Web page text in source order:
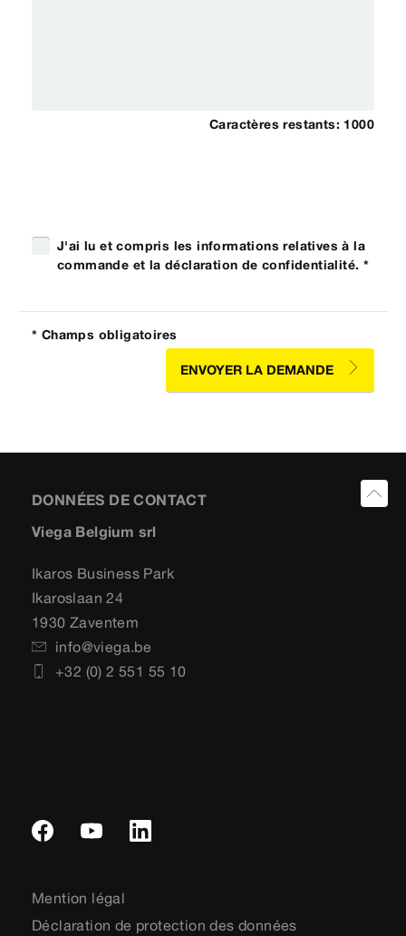
Caractères restants: 1000
J'ai lu et compris les informations relatives à la
commande et la déclaration de confidentialité. *
* Champs obligatoires
ENVOYER LA DEMANDE
DONNÉES DE CONTACT
Viega Belgium srl
Ikaros Business Park
Ikaroslaan 24
1930 Zaventem
info@viega.be
+32 (0) 2 551 55 10
Mention légal
Déclaration de protection des données